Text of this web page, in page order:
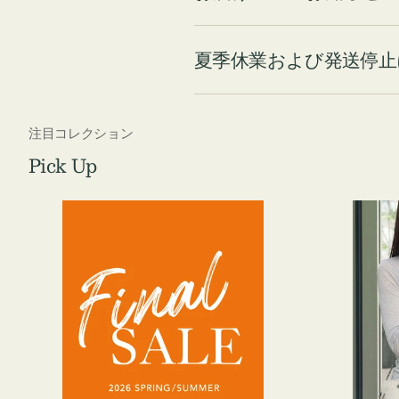
夏季休業および発送停
注目コレクション
Pick Up